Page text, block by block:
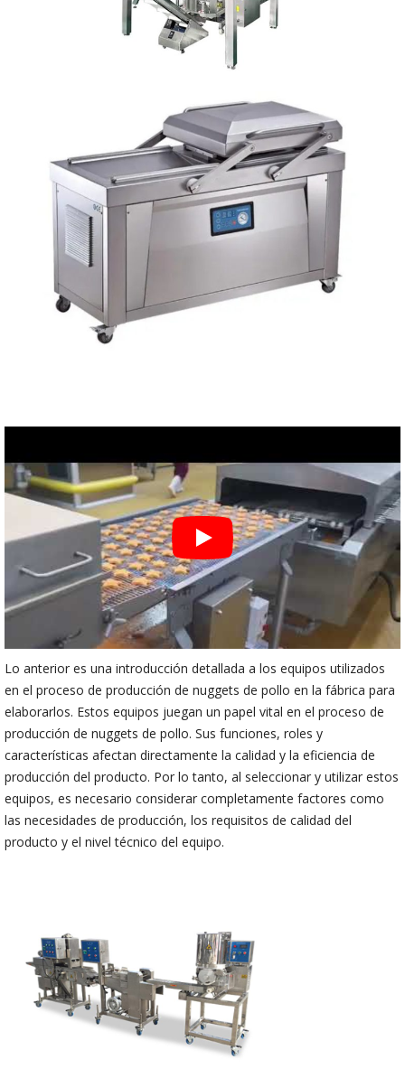
Lo anterior es una introducción detallada a los equipos utilizados
en el proceso de producción de nuggets de pollo en la fábrica para
elaborarlos. Estos equipos juegan un papel vital en el proceso de
producción de nuggets de pollo. Sus funciones, roles y
características afectan directamente la calidad y la eficiencia de
producción del producto. Por lo tanto, al seleccionar y utilizar estos
equipos, es necesario considerar completamente factores como
las necesidades de producción, los requisitos de calidad del
producto y el nivel técnico del equipo.